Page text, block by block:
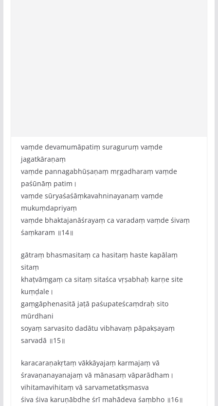
vaṃde devamumāpatiṃ suraguruṃ vaṃde
jagatkāraṇaṃ
vaṃde pannagabhūṣaṇaṃ mṛgadharaṃ vaṃde
paśūnāṃ patim।
vaṃde sūryaśaśāṃkavahninayanaṃ vaṃde
mukuṃdapriyaṃ
vaṃde bhaktajanāśrayaṃ ca varadaṃ vaṃde śivaṃ
śaṃkaram ॥14॥
gātraṃ bhasmasitaṃ ca hasitaṃ haste kapālaṃ
sitaṃ
khaṭvāṃgaṃ ca sitaṃ sitaśca vṛṣabhaḥ karṇe site
kuṃḍale।
gaṃgāphenasitā jaṭā paśupateścaṃdraḥ sito
mūrdhani
so‌yaṃ sarvasito dadātu vibhavaṃ pāpakṣayaṃ
sarvadā ॥15॥
karacaraṇakṛtaṃ vākkāyajaṃ karmajaṃ vā
śravaṇanayanajaṃ vā mānasaṃ vā‌parādham।
vihitamavihitaṃ vā sarvametatkṣmasva
śiva śiva karuṇābdhe śrī mahādeva śaṃbho ॥16॥